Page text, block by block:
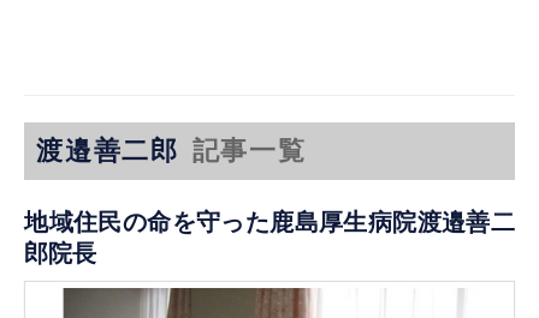
渡邉善二郎 記事一覧
地域住民の命を守った鹿島厚生病院渡邉善二
郎院長